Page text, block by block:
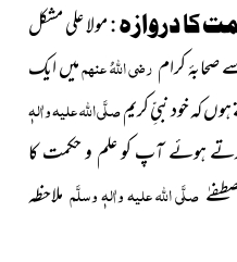
کا دروازہ :مولا علی مشکل
صحابۂ کرامرضی اللہُ عنہممیں ایک
کہ خود نبیِّ کریمصلَّی اللہ علیہ واٰلہٖ
ہوئے آپ کو علم و حکمت کا
صلَّی اللہ علیہ واٰلہٖ وسلَّم ملاحظہ